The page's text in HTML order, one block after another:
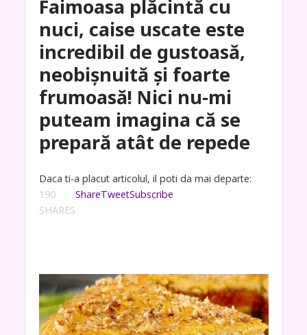
Faimoasa plăcintă cu
nuci, caise uscate este
incredibil de gustoasă,
neobișnuită și foarte
frumoasă! Nici nu-mi
puteam imagina că se
prepară atât de repede
Daca ti-a placut articolul, il poti da mai departe:
190
SHARES
ShareTweetSubscribe